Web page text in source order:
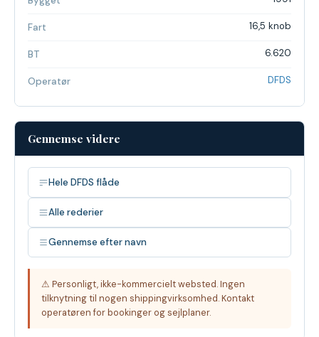
Fart 16,5 knob
BT 6.620
Operatør DFDS
Gennemse videre
Hele DFDS flåde
Alle rederier
Gennemse efter navn
⚠ Personligt, ikke-kommercielt websted. Ingen
tilknytning til nogen shippingvirksomhed. Kontakt
operatøren for bookinger og sejlplaner.